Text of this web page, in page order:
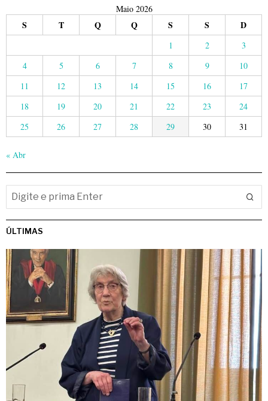
Maio 2026
S T Q Q S S D
1 2
3
4
5 6 7 8 9
10
11
12 13 14 15 16
17
18
19 20 21 22 23
24
25
26 27 28 29 30 31
« Abr
ÚLTIMAS